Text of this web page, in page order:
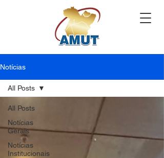
Notícias
All Posts
Notícias
Gerais
Notícias
Institucionais
All Posts